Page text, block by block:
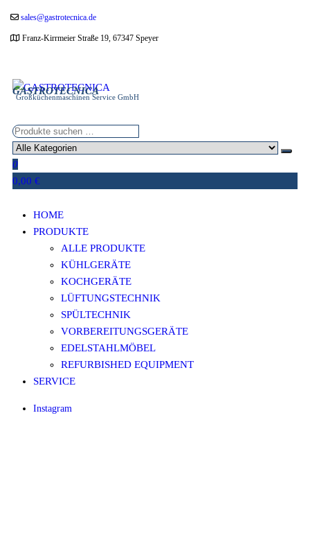
Zumsales@gastrotecnica.de
Franz-Kirrmeier Straße 19, 67347 Speyer
GASTROTECNICA
Großküchenmaschinen Service GmbH
0
0,00 €
HOME
PRODUKTE
ALLE PRODUKTE
KÜHLGERÄTE
KOCHGERÄTE
LÜFTUNGSTECHNIK
SPÜLTECHNIK
VORBEREITUNGSGERÄTE
EDELSTAHLMÖBEL
REFURBISHED EQUIPMENT
SERVICE
Instagram